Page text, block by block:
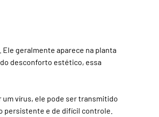
Ele geralmente aparece na planta
desconforto estético, essa
um vírus, ele pode ser transmitido
persistente e de difícil controle.